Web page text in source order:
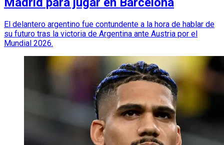
El delantero argentino fue contundente a la hora de hablar de
su futuro tras la victoria de Argentina ante Austria por el
Mundial 2026.